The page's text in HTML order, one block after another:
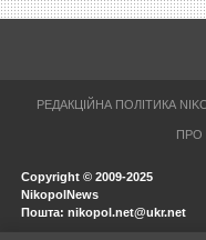
РЕДАКЦІЙНА ПОЛІТИКА
ПРО
Copyright © 2009-2025
NikopolNews
Пошта: nikopol.net@ukr.net